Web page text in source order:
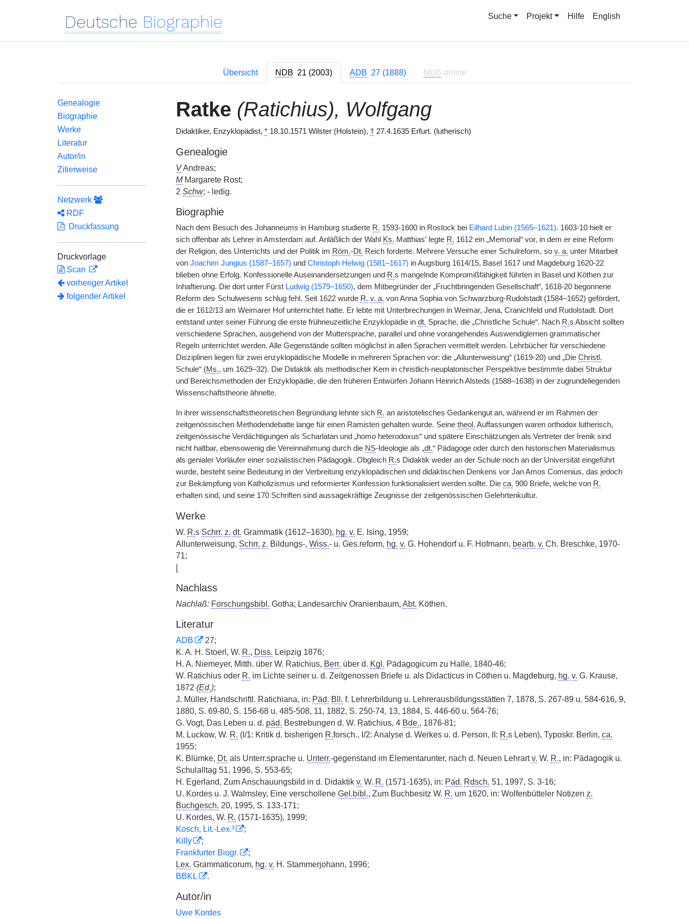
Deutsche Biographie Suche Projekt Hilfe English
Übersicht NDB 21 (2003) ADB 27 (1888) NDB-online
Genealogie
Biographie
Werke
Literatur
Autor/in
Zitierweise
Netzwerk
RDF
Druckfassung
Druckvorlage
Scan
vorheriger Artikel
folgender Artikel
Ratke (Ratichius), Wolfgang
Didaktiker, Enzyklopädist, *18.10.1571 Wilster (Holstein), †27.4.1635 Erfurt. (lutherisch)
Genealogie
VAndreas;
MMargarete Rost;
2 Schw; - ledig.
Biographie
Nach dem Besuch des Johanneums in Hamburg studierte R. 1593-1600 in Rostock bei Eilhard Lubin (1565–1621). 1603-10 hielt er
sich offenbar als Lehrer in Amsterdam auf. Anläßlich der Wahl Ks. Matthias' legte R. 1612 ein „Memorial“ vor, in dem er eine Reform
der Religion, des Unterrichts und der Politik im Röm.-Dt. Reich forderte. Mehrere Versuche einer Schulreform, so v. a. unter Mitarbeit
von Joachim Jungius (1587–1657) und Christoph Helwig (1581–1617) in Augsburg 1614/15, Basel 1617 und Magdeburg 1620-22
blieben ohne Erfolg. Konfessionelle Auseinandersetzungen und R.s mangelnde Kompromißfähigkeit führten in Basel und Köthen zur
Inhaftierung. Die dort unter Fürst Ludwig (1579–1650), dem Mitbegründer der „Fruchtbringenden Gesellschaft“, 1618-20 begonnene
Reform des Schulwesens schlug fehl. Seit 1622 wurde R. v. a. von Anna Sophia von Schwarzburg-Rudolstadt (1584–1652) gefördert,
die er 1612/13 am Weimarer Hof unterrichtet hatte. Er lebte mit Unterbrechungen in Weimar, Jena, Cranichfeld und Rudolstadt. Dort
entstand unter seiner Führung die erste frühneuzeitliche Enzyklopädie in dt. Sprache, die „Christliche Schule“. Nach R.s Absicht sollten
verschiedene Sprachen, ausgehend von der Muttersprache, parallel und ohne vorangehendes Auswendiglernen grammatischer
Regeln unterrichtet werden. Alle Gegenstände sollten möglichst in allen Sprachen vermittelt werden. Lehrbücher für verschiedene
Disziplinen liegen für zwei enzyklopädische Modelle in mehreren Sprachen vor: die „Allunterweisung“ (1619-20) und „Die Christl.
Schule“ (Ms., um 1629–32). Die Didaktik als methodischer Kern in christlich-neuplatonischer Perspektive bestimmte dabei Struktur
und Bereichsmethoden der Enzyklopädie, die den früheren Entwürfen Johann Heinrich Alsteds (1588–1638) in der zugrundeliegenden
Wissenschaftstheorie ähnelte.
In ihrer wissenschaftstheoretischen Begründung lehnte sich R. an aristotelisches Gedankengut an, während er im Rahmen der
zeitgenössischen Methodendebatte lange für einen Ramisten gehalten wurde. Seine theol. Auffassungen waren orthodox lutherisch,
zeitgenössische Verdächtigungen als Scharlatan und „homo heterodoxus“ und spätere Einschätzungen als Vertreter der Irenik sind
nicht haltbar, ebensowenig die Vereinnahmung durch die NS-Ideologie als „dt.“ Pädagoge oder durch den historischen Materialismus
als genialer Vorläufer einer sozialistischen Pädagogik. Obgleich R.s Didaktik weder an der Schule noch an der Universität eingeführt
wurde, besteht seine Bedeutung in der Verbreitung enzyklopädischen und didaktischen Denkens vor Jan Amos Comenius, das jedoch
zur Bekämpfung von Katholizismus und reformierter Konfession funktionalisiert werden sollte. Die ca. 900 Briefe, welche von R.
erhalten sind, und seine 170 Schriften sind aussagekräftige Zeugnisse der zeitgenössischen Gelehrtenkultur.
Werke
W. R.s Schrr. z. dt. Grammatik (1612–1630), hg. v. E. Ising, 1959;
Allunterweisung, Schrr. z. Bildungs-, Wiss.- u. Ges.reform, hg. v. G. Hohendorf u. F. Hofmann, bearb. v. Ch. Breschke, 1970-
71;
Nachlass
Nachlaß: Forschungsbibl. Gotha; Landesarchiv Oranienbaum, Abt. Köthen.
Literatur
ADB
27;
K. A. H. Stoerl, W. R., Diss. Leipzig 1876;
H. A. Niemeyer, Mitth. über W. Ratichius, Berr. über d. Kgl. Pädagogicum zu Halle, 1840-46;
W. Ratichius oder R. im Lichte seiner u. d. Zeitgenossen Briefe u. als Didacticus in Cöthen u. Magdeburg, hg. v. G. Krause,
1872 (Ed.);
J. Müller, Handschriftl. Ratichiana, in: Päd. Bll. f. Lehrerbildung u. Lehrerausbildungsstätten 7, 1878, S. 267-89 u. 584-616, 9,
1880, S. 69-80, S. 156-68 u. 485-508, 11, 1882, S. 250-74, 13, 1884, S. 446-60 u. 564-76;
G. Vogt, Das Leben u. d. päd. Bestrebungen d. W. Ratichius, 4 Bde., 1876-81;
M. Luckow, W. R. (I/1: Kritik d. bisherigen R.forsch., I/2: Analyse d. Werkes u. d. Person, II: R.s Leben), Typoskr. Berlin, ca.
1955;
K. Blümke, Dt. als Unterr.sprache u. Unterr.-gegenstand im Elementarunter, nach d. Neuen Lehrartv. W. R., in: Pädagogik u.
Schulalltag 51, 1996, S. 553-65;
H. Egerland, Zum Anschauungsbild in d. Didaktik v. W. R. (1571-1635), in: Päd. Rdsch. 51, 1997, S. 3-16;
U. Kordes u. J. Walmsley, Eine verschollene Gel.bibl., Zum Buchbesitz W. R. um 1620, in: Wolfenbütteler Notizen z.
Buchgesch. 20, 1995, S. 133-171;
U. Kordes, W. R. (1571-1635), 1999;
Kosch, Lit.-Lex.³
;
Killy
;
Frankfurter Biogr.
;
Lex. Grammaticorum, hg. v. H. Stammerjohann, 1996;
BBKL
.
Autor/in
Uwe Kordes